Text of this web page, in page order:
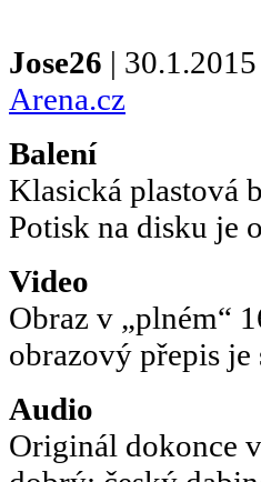
Jose26 |
Arena.cz
Balení
Klasická plastová
Potisk na disku je
Video
Obraz v „plném“
obrazový přepis
Audio
Originál dokonce